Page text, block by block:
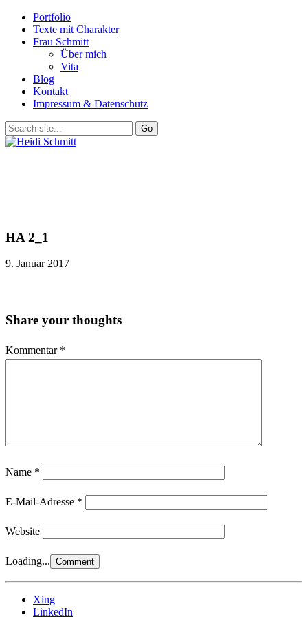
Portfolio
Texte mit Charakter
Frau Schmitt
Über mich
Vita
Blog
Kontakt
Impressum & Datenschutz
HA 2_1
9. Januar 2017
Share your thoughts
Kommentar *
Name *
E-Mail-Adresse *
Website
Loading...
Xing
LinkedIn